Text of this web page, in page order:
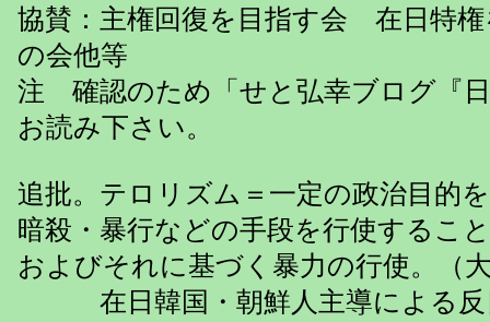
協賛：主権回復を目指す会 在日特
の会他等
注 確認のため「せと弘幸ブログ『
お読み下さい。
追批。テロリズム＝一定の政治目的
暗殺・暴行などの手段を行使するこ
およびそれに基づく暴力の行使。（
在日韓国・朝鮮人主導による反